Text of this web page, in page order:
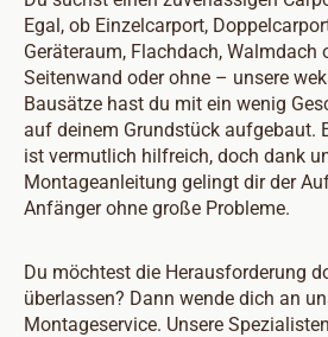
Egal, ob Einzelcarport,
Geräteraum, Flachdach, Walmdach
Seitenwand oder ohne – unsere
Bausätze hast du mit ein wenig
auf deinem Grundstück aufgebaut.
ist vermutlich hilfreich, doch dank
Montageanleitung gelingt dir der
Anfänger ohne große Probleme.
Du möchtest die Herausforderung
überlassen? Dann wende dich an
Montageservice. Unsere